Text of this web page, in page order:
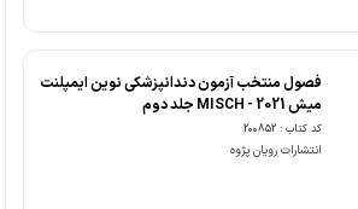
فصول منتخب آزمون دندانپزشکی نوین ایمپلنت
میش 2021 - MISCH جلد دوم
کد کتاب : 200852
انتشارات رویان پژوه